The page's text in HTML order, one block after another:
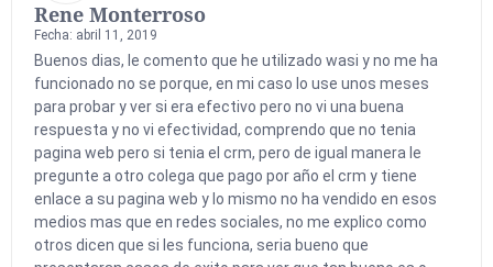
Rene Monterroso
Fecha: abril 11, 2019
Buenos dias, le comento que he utilizado wasi y no me ha
funcionado no se porque, en mi caso lo use unos meses
para probar y ver si era efectivo pero no vi una buena
respuesta y no vi efectividad, comprendo que no tenia
pagina web pero si tenia el crm, pero de igual manera le
pregunte a otro colega que pago por año el crm y tiene
enlace a su pagina web y lo mismo no ha vendido en esos
medios mas que en redes sociales, no me explico como
otros dicen que si les funciona, seria bueno que